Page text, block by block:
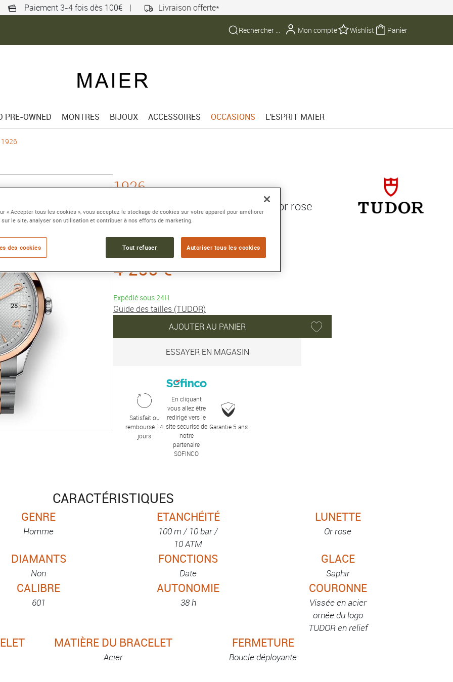
Paiement 3-4 fois dès 100€ | Livraison offerte*
Mon compte Wishlist Panier
PRE-OWNED MONTRES BIJOUX ACCESSOIRES OCCASIONS L'ESPRIT MAIER
1926
1926
Boîtier en acier, 41 mm, lunette en or rose
Référence :M91651-0001
Collection :1926
4 250 €
Expédié sous 24H
Guide des tailles (TUDOR)
AJOUTER AU PANIER
ESSAYER EN MAGASIN
Satisfait ou
remboursé 14
jours
En cliquant
vous allez être
redirigé vers le
site sécurisé de
notre
partenaire
SOFINCO
Garantie 5 ans
CARACTÉRISTIQUES
GENRE
Homme
ETANCHÉITÉ
100 m / 10 bar /
10 ATM
LUNETTE
Or rose
DIAMANTS
Non
FONCTIONS
Date
GLACE
Saphir
CALIBRE
601
AUTONOMIE
38 h
COURONNE
Vissée en acier
ornée du logo
TUDOR en relief
MATIÈRE DU BRACELET
Acier
FERMETURE
Boucle déployante
« Accepter tous les cookies », vous acceptez le stockage de cookies sur votre appareil pour améliorer
le site, analyser son utilisation et contribuer à nos efforts de marketing.
des cookies Tout refuser Autoriser tous les cookies